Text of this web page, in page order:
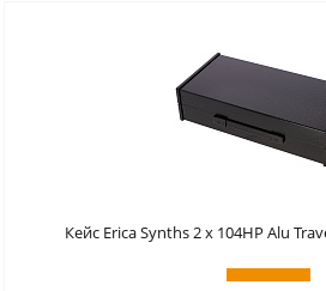
Кейс Erica Synths 2 x 104HP Alu